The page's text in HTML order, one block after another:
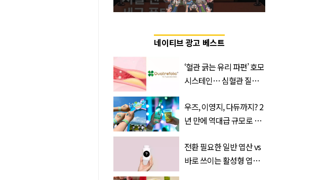
네이티브 광고 베스트
‘혈관 긁는 유리 파편’ 호모
시스테인… 심혈관 질환
우즈, 이영지, 다듀까지? 2
년 만에 역대급 규모로 돌
벌’
전환 필요한 일반 엽산 vs
바로 쓰이는 활성형 엽